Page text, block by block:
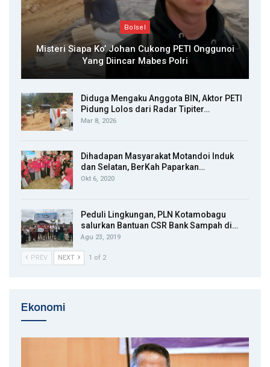
Bolsel
Misteri Siapa Ko’ Johan Cukong PETI Onggunoi
Yang Diincar Mabes Polri
Diduga Mengaku Anggota BIN, Aktor PETI
Pidung Lolos dari Radar Tipiter…
Mar 8, 2026
Dihadapan Masyarakat Motandoi Induk
dan Selatan, BerKah Paparkan…
Okt 6, 2020
Peduli Lingkungan, PLN Kotamobagu
salurkan Bantuan CSR Bank Sampah di…
Agu 23, 2019
PREV NEXT 1 of 2
Ekonomi